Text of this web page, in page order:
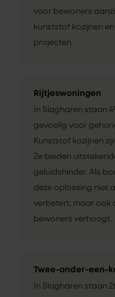
voor bewoners
kunststof kozijnen
projecten.
Rijtjeswoningen
In Slagharen staan
gevoelig voor
Kunststof kozijnen
Ze bieden
geluidshinder. Als
deze oplossing niet
verbetert, maar ook
bewoners verhoogt.
Twee-onder-een-
In Slagharen staan